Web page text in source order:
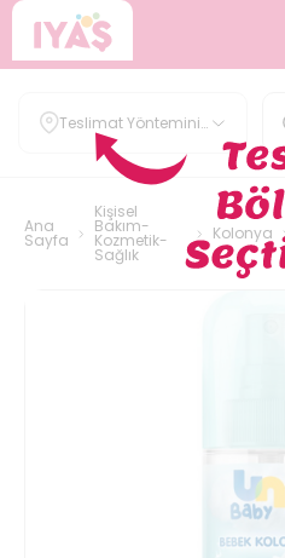
Teslimat Yöntemini
Belirle
Ana
Sayfa
Kişisel
Bakım-
Kozmetik-
Sağlık
Kolonya